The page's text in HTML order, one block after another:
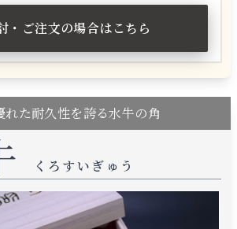
・ご注文の場合はこちら
れた耐久性を誇る水牛の角
くろすいぎゅう